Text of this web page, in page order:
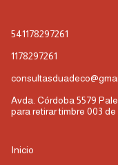
541178297261
1178297261
Avda. Córdoba 5579
para retirar timbre 003 de
Inicio